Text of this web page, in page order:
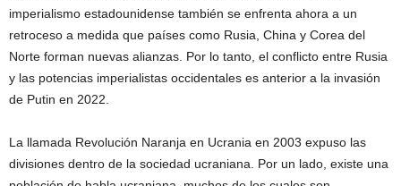
imperialismo estadounidense también se enfrenta ahora a un
retroceso a medida que países como Rusia, China y Corea del
Norte forman nuevas alianzas. Por lo tanto, el conflicto entre Rusia
y las potencias imperialistas occidentales es anterior a la invasión
de Putin en 2022.
La llamada Revolución Naranja en Ucrania en 2003 expuso las
divisiones dentro de la sociedad ucraniana. Por un lado, existe una